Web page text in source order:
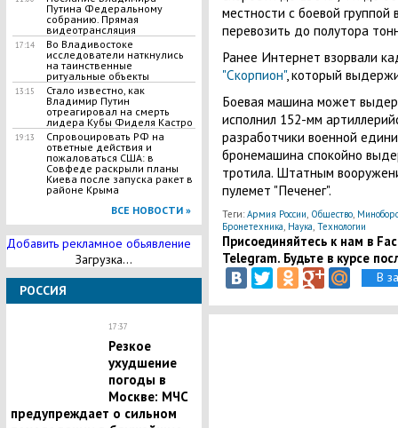
Путина Федеральному
собранию. Прямая
видеотрансляция
17:14
Во Владивостоке
исследователи наткнулись
на таинственные
ритуальные объекты
13:15
Стало известно, как
Владимир Путин
отреагировал на смерть
лидера Кубы Фиделя Кастро
19:13
Спровоцировать РФ на
ответные действия и
пожаловаться США: в
Совфеде раскрыли планы
Киева после запуска ракет в
районе Крыма
ВСЕ НОВОСТИ »
Добавить рекламное обьявление
Загрузка...
РОССИЯ
17:37
​Резкое
ухудшение
погоды в
Москве: МЧС
предупреждает о сильном
местности с боевой группой
перевозить до полутора
Ранее Интернет взорвали
"Скорпион", который
Боевая машина может
исполнил 152-мм
разработчики военной
бронемашина спокойно
тротила. Штатным
пулемет "Печенег".
Теги:Армия России Общество,
Бронетехника Наука Технологии
Присоединяйтесь к нам в
Telegram. Будьте в курсе
В